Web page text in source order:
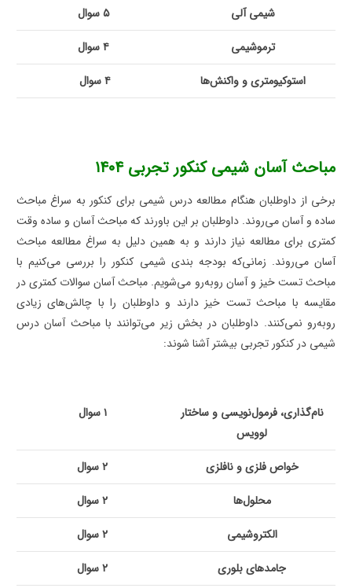
شیمی آلی
۵ سوال
ترموشیمی
۴ سوال
استوکیومتری و واکنش‌ها
۴ سوال
مباحث آسان شیمی کنکور تجربی ۱۴۰۴
برخی از داوطلبان هنگام مطالعه درس شیمی برای کنکور به سراغ مباحث
ساده و آسان می‌روند. داوطلبان بر این باورند که مباحث آسان و ساده وقت
کمتری برای مطالعه نیاز دارند و به همین دلیل به سراغ مطالعه مباحث
آسان می‌روند. زمانی‌که بودجه بندی شیمی کنکور را بررسی می‌کنیم با
مباحث تست خیز و آسان روبه‌رو می‌شویم. مباحث آسان سوالات کمتری در
مقایسه با مباحث تست خیز دارند و داوطلبان را با چالش‌های زیادی
روبه‌رو نمی‌کنند. داوطلبان در بخش زیر می‌توانند با مباحث آسان درس
شیمی در کنکور تجربی بیشتر آشنا شوند:
نام‌گذاری، فرمول‌نویسی و ساختار
لوویس
۱ سوال
خواص فلزی و نافلزی
۲ سوال
محلول‌ها
۲ سوال
الکتروشیمی
۲ سوال
جامدهای بلوری
۲ سوال